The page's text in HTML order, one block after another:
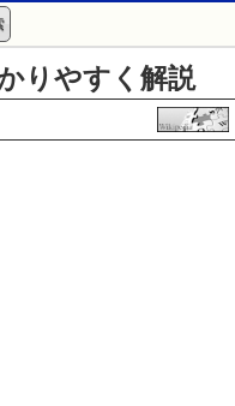
りやすく解説